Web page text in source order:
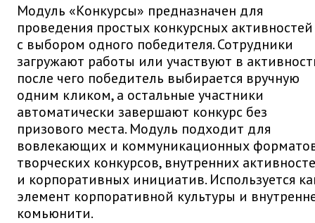
Модуль «Конкурсы» предназначен для
проведения простых конкурсных активностей
с выбором одного победителя. Сотрудники
загружают работы или участвуют в
после чего победитель выбирается вручную
одним кликом, а остальные участники
автоматически завершают конкурс без
призового места. Модуль подходит для
вовлекающих и коммуникационных
творческих конкурсов, внутренних
и корпоративных инициатив. Используется
элемент корпоративной культуры и
комьюнити.